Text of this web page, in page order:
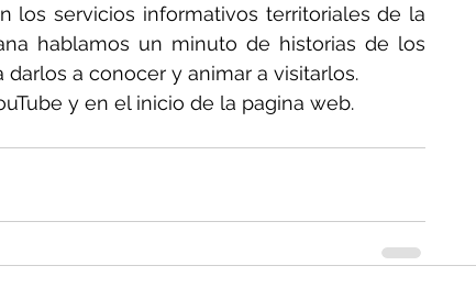
los servicios informativos territoriales de la
hablamos un minuto de historias de los
a conocer y animar a visitarlos.
y en el inicio de la pagina web.